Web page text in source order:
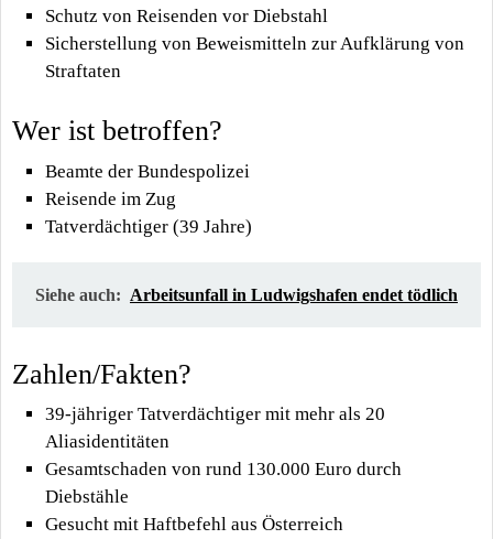
Schutz von Reisenden vor Diebstahl
Sicherstellung von Beweismitteln zur Aufklärung von
Straftaten
Wer ist betroffen?
Beamte der Bundespolizei
Reisende im Zug
Tatverdächtiger (39 Jahre)
Siehe auch: Arbeitsunfall in Ludwigshafen endet tödlich
Zahlen/Fakten?
39-jähriger Tatverdächtiger mit mehr als 20
Aliasidentitäten
Gesamtschaden von rund 130.000 Euro durch
Diebstähle
Gesucht mit Haftbefehl aus Österreich